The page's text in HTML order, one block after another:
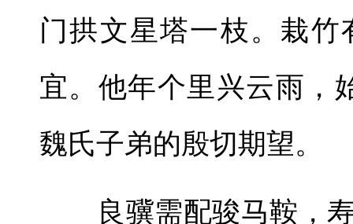
门拱文星塔一枝。栽
宜。他年个里兴云雨，
魏氏子弟的殷切期望。
良骥需配骏马鞍，寿